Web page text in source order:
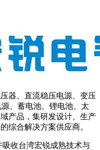
、直流稳压电源、变压
、蓄电池、锂电池、太
产品，集研发设计、生产
综合解决方案供应商。
收台湾宏锐成熟技术与